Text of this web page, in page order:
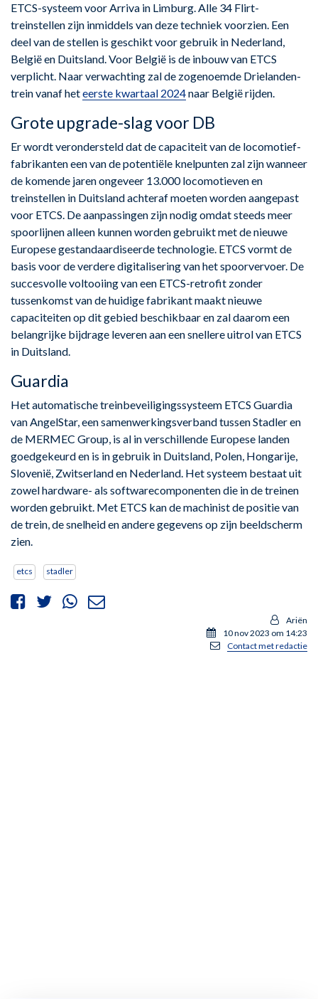
ETCS-systeem voor Arriva in Limburg. Alle 34 Flirt-
treinstellen zijn inmiddels van deze techniek voorzien. Een
deel van de stellen is geschikt voor gebruik in Nederland,
België en Duitsland. Voor België is de inbouw van ETCS
verplicht. Naar verwachting zal de zogenoemde Drielanden-
trein vanaf heteerste kwartaal 2024naar België rijden.
Grote upgrade-slag voor DB
Er wordt verondersteld dat de capaciteit van de locomotief-
fabrikanten een van de potentiële knelpunten zal zijn wanneer
de komende jaren ongeveer 13.000 locomotieven en
treinstellen in Duitsland achteraf moeten worden aangepast
voor ETCS. De aanpassingen zijn nodig omdat steeds meer
spoorlijnen alleen kunnen worden gebruikt met de nieuwe
Europese gestandaardiseerde technologie. ETCS vormt de
basis voor de verdere digitalisering van het spoorvervoer. De
succesvolle voltooiing van een ETCS-retrofit zonder
tussenkomst van de huidige fabrikant maakt nieuwe
capaciteiten op dit gebied beschikbaar en zal daarom een
belangrijke bijdrage leveren aan een snellere uitrol van ETCS
in Duitsland.
Guardia
Het automatische treinbeveiligingssysteem ETCS Guardia
van AngelStar, een samenwerkingsverband tussen Stadler en
de MERMEC Group, is al in verschillende Europese landen
goedgekeurd en is in gebruik in Duitsland, Polen, Hongarije,
Slovenië, Zwitserland en Nederland. Het systeem bestaat uit
zowel hardware- als softwarecomponenten die in de treinen
worden gebruikt. Met ETCS kan de machinist de positie van
de trein, de snelheid en andere gegevens op zijn beeldscherm
zien.
etcs stadler
Ariën
10 nov 2023 om 14:23
Contact met redactie